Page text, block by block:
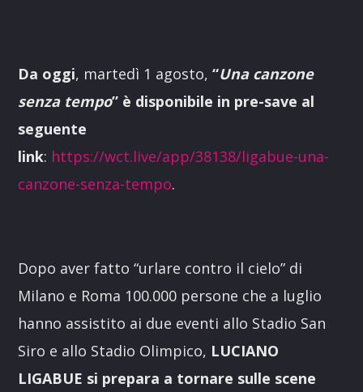
Da oggi, martedì 1 agosto,“Una canzone
senza tempo” è disponibile in pre-save al
seguente
link: https://wct.live/app/38138/ligabue-una-
canzone-senza-tempo.
Dopo aver fatto “urlare contro il cielo” di
Milano e Roma 100.000 persone che a luglio
hanno assistito ai due eventi allo Stadio San
Siro e allo Stadio Olimpico, LUCIANO
LIGABUE si prepara a tornare sulle scene